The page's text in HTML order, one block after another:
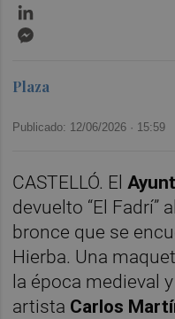
Plaza
Publicado: 12/06/2026 · 15:59
CASTELLÓ. El
devuelto “El
bronce que se
Hierba. Una
la época medieval
artista Carlos